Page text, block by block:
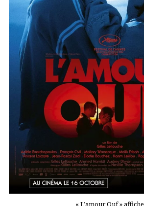
« L’amour Ouf » affiche